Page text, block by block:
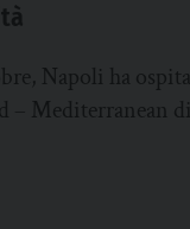
Napoli ha
– Mediterranean